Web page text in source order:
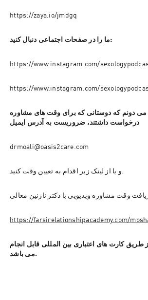
https://zaya.io/jmdgq
ما را در صفحات اجتماعی دنبال کنید:
https://www.instagram.com/
https://www.instagram.com/
می دونم که دوستانی که برای وقت های مشاوره
درخواست داشتند، ضروریست به آدرس ایمیل
drmoali@oasis2care.com
و یا از لینک زیر اقدام به تعیین وقت کنید.
وقت مشاوره ویدیویی با دکتر نازنین معالی
https://farsirelationshipacademy.com/
طریق کارت های اعتباری بین المللی قابل انجام
می باشد.